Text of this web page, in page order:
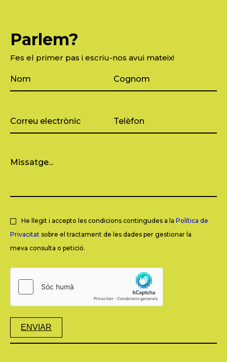
Parlem?
Fes el primer pas i escriu-nos avui mateix!
He llegit i accepto les condicions contingudes a la Política de
Privacitat sobre el tractament de les dades per gestionar la
meva consulta o petició.
ENVIAR